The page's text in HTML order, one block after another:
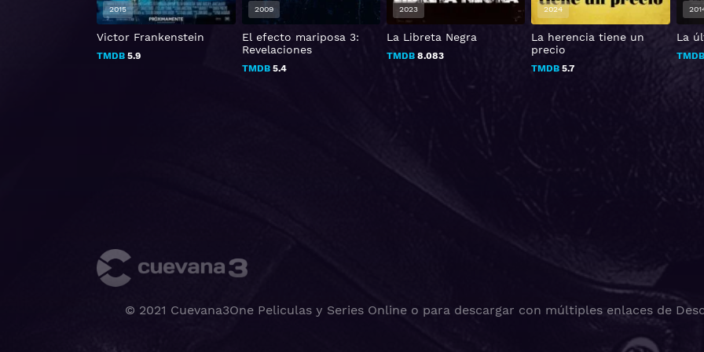
El efecto mariposa 3:
2009
La Libreta Negra
TMDB8.083
2023
La herencia tiene un
2024
La última profecía
TMDB4.2
2014
© 2021 Cuevana3One Peliculas y Series Online o para descargar con múltiples enlaces de